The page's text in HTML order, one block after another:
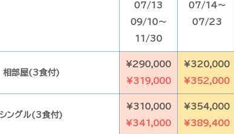
07/13
09/10～
11/30
07/14～
07/23
相部屋(3食付)
¥290,000
¥319,000
¥320,000
¥352,000
シングル(3食付)
¥310,000
¥341,000
¥354,000
¥389,400